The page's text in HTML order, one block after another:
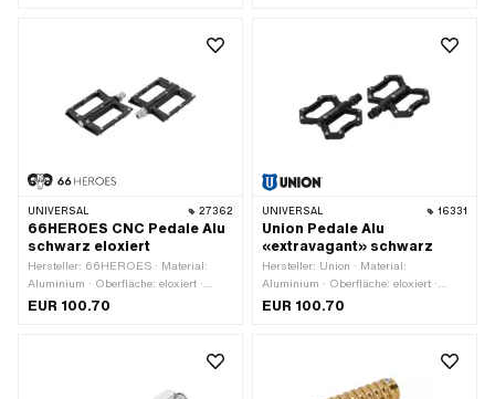
FG14.3 (9/16" 20G) · Reflektoren:
UNIVERSAL 27362
66HEROES CNC Pedale Alu
schwarz eloxiert
Hersteller: 66HEROES · Material:
Aluminium · Oberfläche: eloxiert ·
Farbe: schwarz · Reflektoren: Nein
EUR 100.70
UNIVERSAL 16331
Union Pedale Alu
«extravagant» schwarz
Hersteller: Union · Material:
Aluminium · Oberfläche: eloxiert ·
Farbe: schwarz · Antrieb:
EUR 100.70